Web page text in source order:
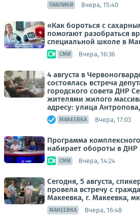
ПАБЛИКИ Вчера, 15:40
«Как бороться с
помогают разобраться
специальной школе в
СМИ Вчера, 16:36
4 августа в
состоялась встреча
городского совета ДНР
жителями жилого
адресу: улица
МАКЕЕВКА Вчера, 17:03
Программа
набирает обороты в ДНР
СМИ Вчера, 14:24
Сегодня, 5 августа,
провела встречу с
Макеевка, г. Макеевка,
МАКЕЕВКА Вчера, 16:48